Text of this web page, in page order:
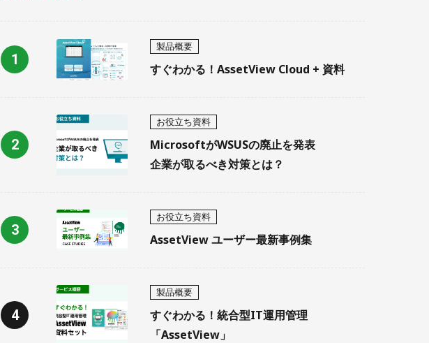
製品概要
すぐわかる！AssetView Cloud + 資料
お役立ち資料
MicrosoftがWSUSの廃止を発表
企業が取るべき対策とは？
お役立ち資料
AssetView ユーザー最新事例集
製品概要
すぐわかる！統合型IT運用管理
「AssetView」